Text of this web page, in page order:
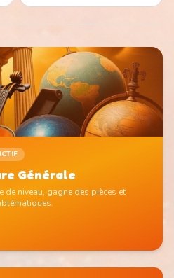
Générale
de niveau, gagne des pièces et